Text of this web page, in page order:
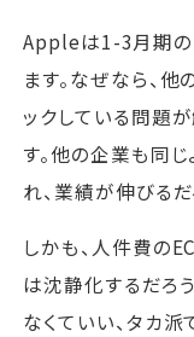
Appleは1-3月期の
ます。なぜなら、
ックしている問題
す。他の企業も同
れ、業績が伸びるだ
しかも、人件費の
は沈静化するだろ
なくていい、タカ